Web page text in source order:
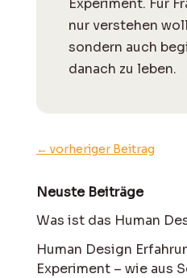
Experiment. Für
nur verstehen
sondern auch
danach zu leben.
← vorheriger Beitrag
Neuste Beiträge
Was ist das Human
Human Design
Experiment – wie aus